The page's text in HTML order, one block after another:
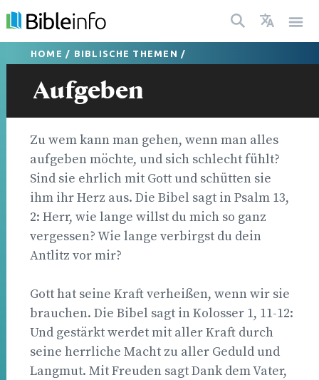
HOME / BIBLISCHE THEMEN /
Aufgeben
Zu wem kann man gehen, wenn man alles
aufgeben möchte, und sich schlecht fühlt?
Sind sie ehrlich mit Gott und schütten sie
ihm ihr Herz aus. Die Bibel sagt in Psalm 13,
2: Herr, wie lange willst du mich so ganz
vergessen? Wie lange verbirgst du dein
Antlitz vor mir?
Gott hat seine Kraft verheißen, wenn wir sie
brauchen. Die Bibel sagt in Kolosser 1, 11-12:
Und gestärkt werdet mit aller Kraft durch
seine herrliche Macht zu aller Geduld und
Langmut. Mit Freuden sagt Dank dem Vater,